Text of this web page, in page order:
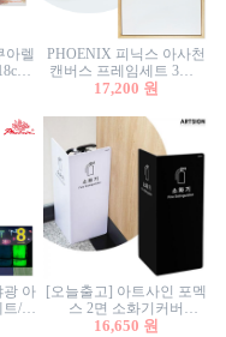
아렐
PHOENIX 피닉스 아사천
캔버스 프레임세트 3호F
27.3x22cm 캔버스와 올림
17,200 원
광 아
트/야
[오늘출고] 아트사인 포멕
스 2면 소화기커버
1470/1471/소화기커버/소
16,650 원